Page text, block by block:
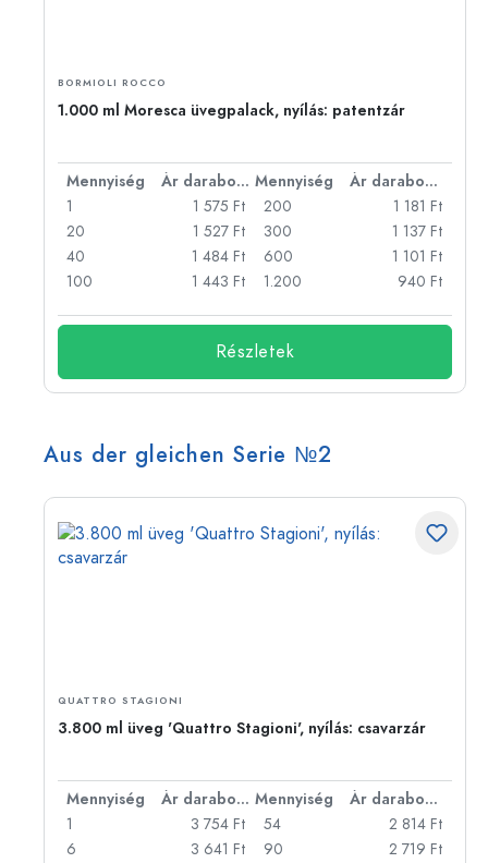
BORMIOLI ROCCO
1.000 ml Moresca üvegpalack, nyílás: patentzár
Mennyiség Ár darabonként Mennyiség
Ár darabonként
1
1 575 Ft
20
1 527 Ft
40
1 484 Ft
100
1 443 Ft
200
1 181 Ft
300
1 137 Ft
600
1 101 Ft
1.200
940 Ft
Részletek
Aus der gleichen Serie №2
QUATTRO STAGIONI
3.800 ml üveg 'Quattro Stagioni', nyílás: csavarzár
Mennyiség Ár darabonként Mennyiség
Ár darabonként
1
3 754 Ft
6
3 641 Ft
54
2 814 Ft
90
2 719 Ft